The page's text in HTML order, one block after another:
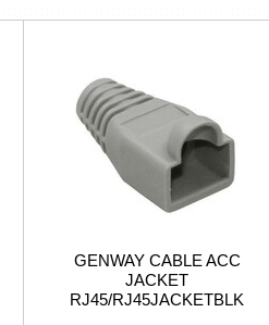
GENWAY CABLE ACC
JACKET
RJ45/RJ45JACKETBLK